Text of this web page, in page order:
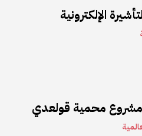
الإلكترونية
مشروع محمية قولعدي